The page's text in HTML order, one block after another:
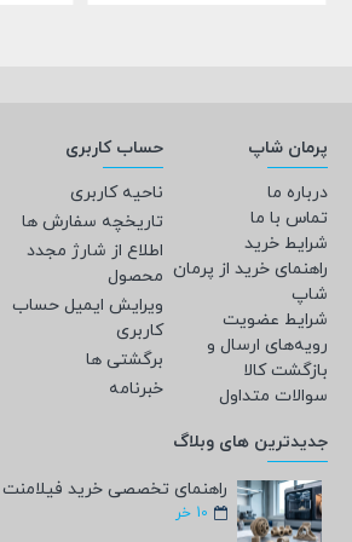
پرمان شاپ
درباره ما
تماس با ما
شرایط خرید
راهنمای خرید از پرمان
شاپ
شرایط عضویت
رویه‌های ارسال و
بازگشت کالا
سوالات متداول
حساب کاربری
ناحیه کاربری
تاریخچه سفارش ها
اطلاع از شارژ مجدد
محصول
ویرایش ایمیل حساب
کاربری
برگشتی ها
خبرنامه
جدیدترین های وبلاگ
10 خر